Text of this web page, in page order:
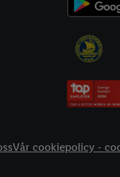
Vår cookiepolicy -